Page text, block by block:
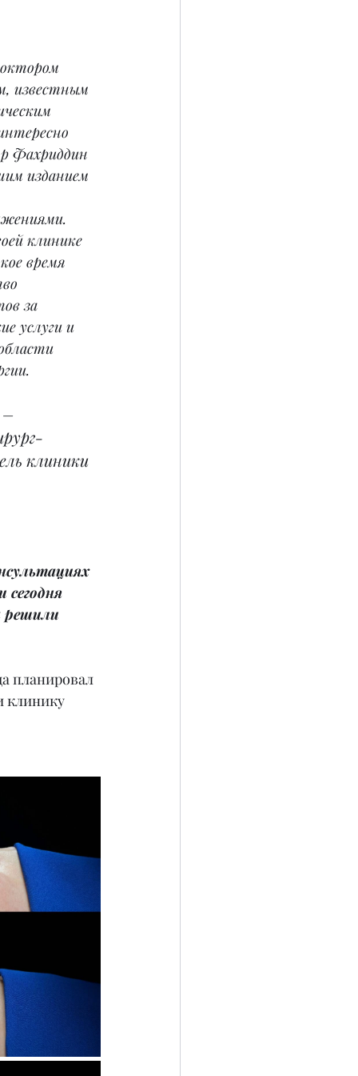
известным
Фахриддин
изданием
клинике
время
за
услуги и
–
клиники
решили
планировал
клинику